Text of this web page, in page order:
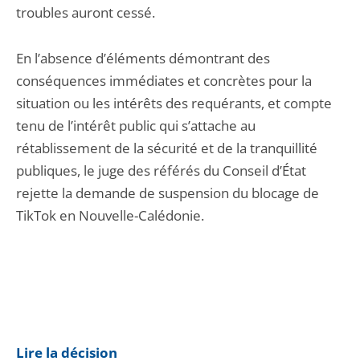
troubles auront cessé.
En l’absence d’éléments démontrant des
conséquences immédiates et concrètes pour la
situation ou les intérêts des requérants, et compte
tenu de l’intérêt public qui s’attache au
rétablissement de la sécurité et de la tranquillité
publiques, le juge des référés du Conseil d’État
rejette la demande de suspension du blocage de
TikTok en Nouvelle-Calédonie.
Lire la décision